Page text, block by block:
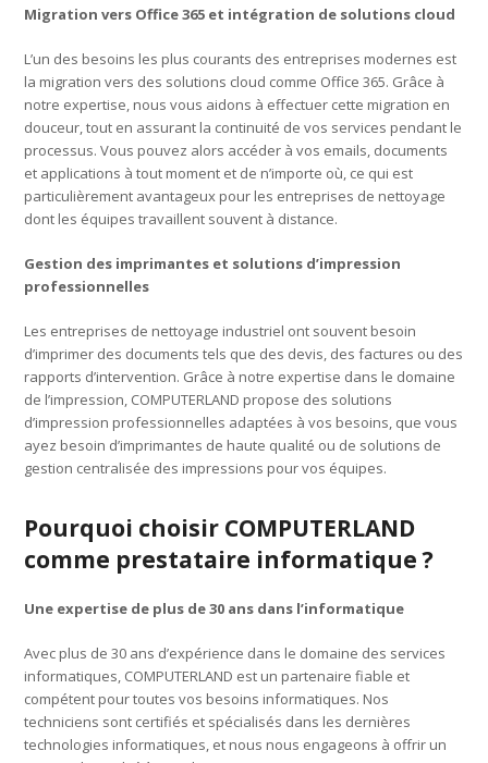
Migration vers Office 365 et intégration de solutions cloud
L’un des besoins les plus courants des entreprises modernes est
la migration vers des solutions cloud comme Office 365. Grâce à
notre expertise, nous vous aidons à effectuer cette migration en
douceur, tout en assurant la continuité de vos services pendant le
processus. Vous pouvez alors accéder à vos emails, documents
et applications à tout moment et de n’importe où, ce qui est
particulièrement avantageux pour les entreprises de nettoyage
dont les équipes travaillent souvent à distance.
Gestion des imprimantes et solutions d’impression
professionnelles
Les entreprises de nettoyage industriel ont souvent besoin
d’imprimer des documents tels que des devis, des factures ou des
rapports d’intervention. Grâce à notre expertise dans le domaine
de l’impression, COMPUTERLAND propose des solutions
d’impression professionnelles adaptées à vos besoins, que vous
ayez besoin d’imprimantes de haute qualité ou de solutions de
gestion centralisée des impressions pour vos équipes.
Pourquoi choisir COMPUTERLAND
comme prestataire informatique ?
Une expertise de plus de 30 ans dans l’informatique
Avec plus de 30 ans d’expérience dans le domaine des services
informatiques, COMPUTERLAND est un partenaire fiable et
compétent pour toutes vos besoins informatiques. Nos
techniciens sont certifiés et spécialisés dans les dernières
technologies informatiques, et nous nous engageons à offrir un